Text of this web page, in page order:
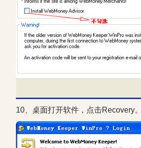
10、桌面打开软件，点击Recovery。